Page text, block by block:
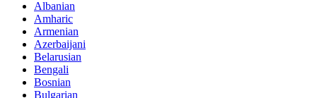
Albanian
Amharic
Armenian
Azerbaijani
Belarusian
Bengali
Bosnian
Bulgarian